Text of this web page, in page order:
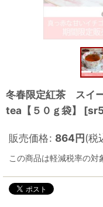
冬春限定紅茶 スイ
tea【５０ｇ袋】
[
販売価格: 864円(税
この商品は軽減税率の対